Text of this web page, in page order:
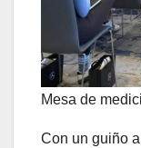
Mesa de
Con un guiño